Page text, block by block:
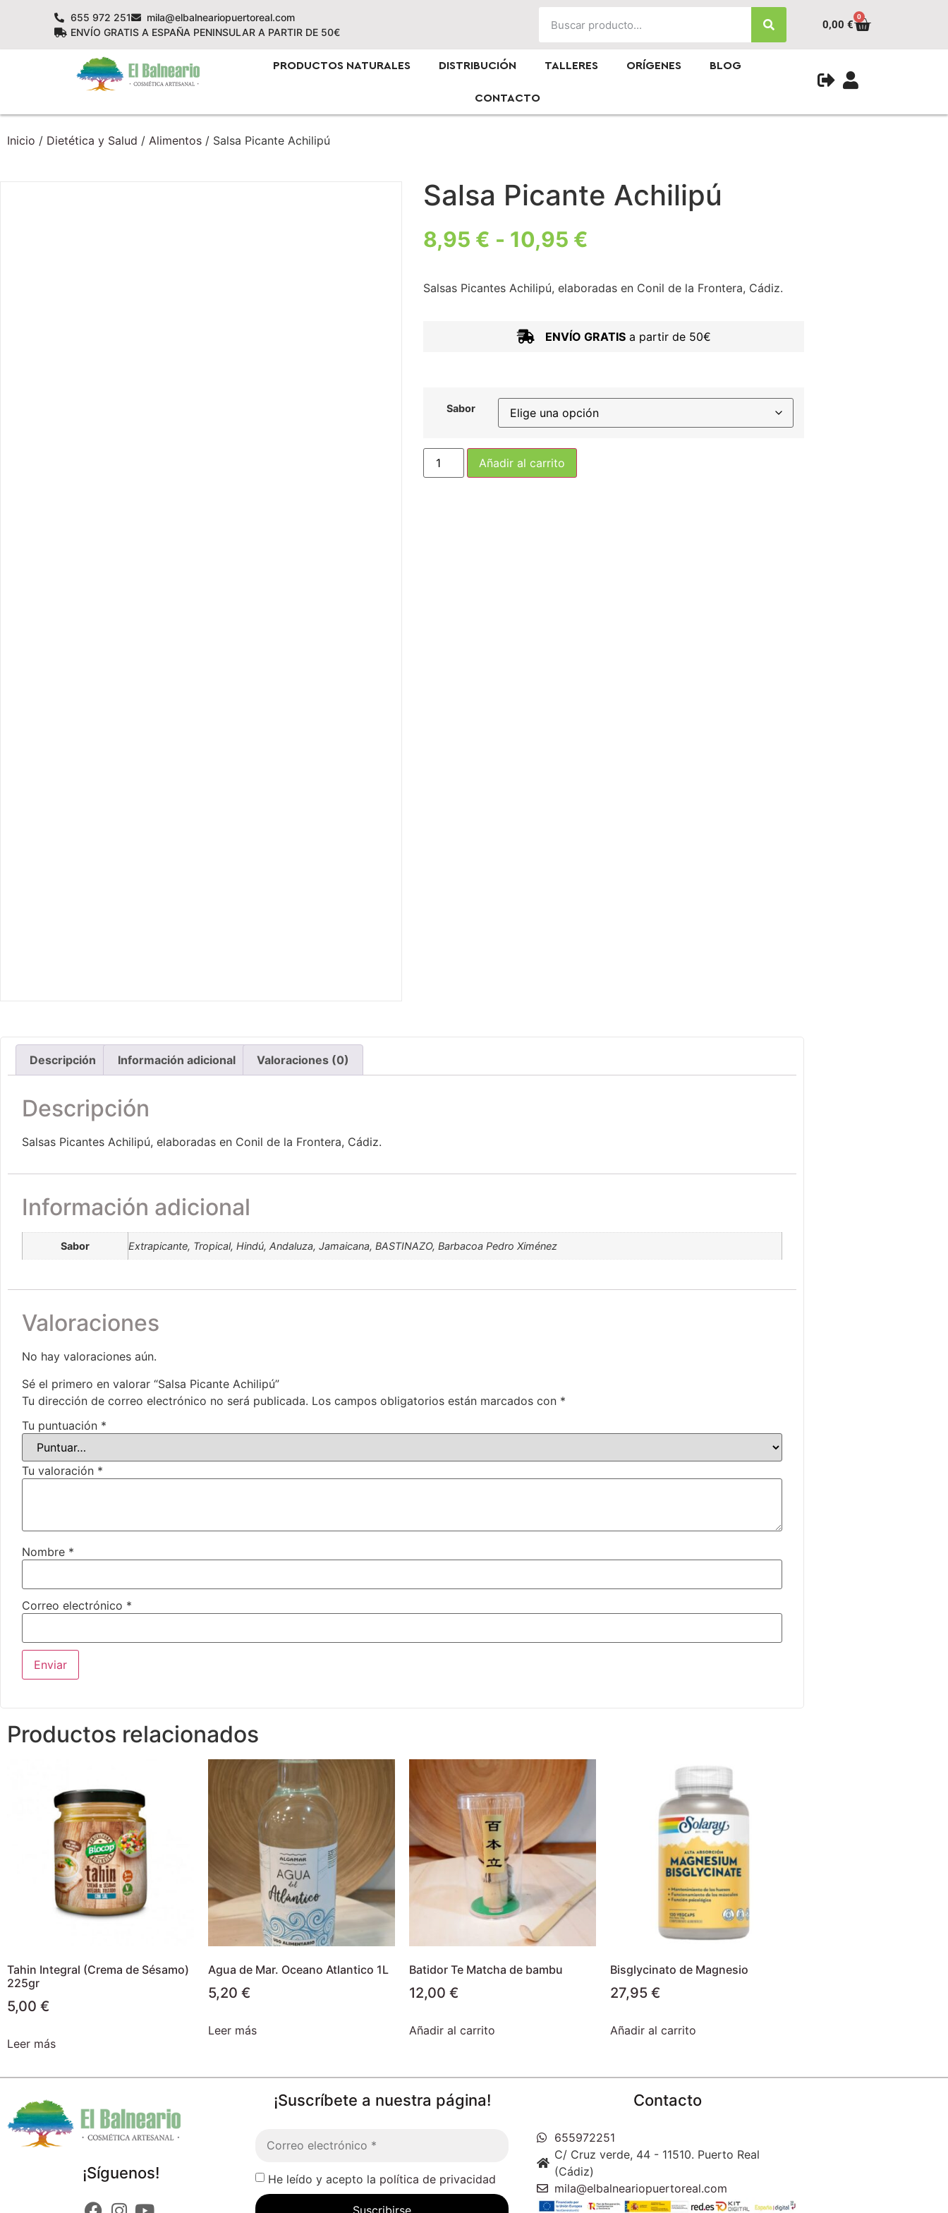
655 972 251
mila@elbalneariopuertoreal.com
ENVÍO GRATIS A ESPAÑA PENINSULAR A PARTIR DE 50€
0,00 €
0
PRODUCTOS NATURALES DISTRIBUCIÓN TALLERES ORÍGENES BLOG
CONTACTO
Inicio / Dietética y Salud / Alimentos / Salsa Picante Achilipú
Salsa Picante Achilipú
8,95 € - 10,95 €
Salsas Picantes Achilipú, elaboradas en Conil de la Frontera, Cádiz.
ENVÍO GRATISa partir de 50€
Sabor
Añadir al carrito
Descripción Información adicional Valoraciones (0)
Descripción
Salsas Picantes Achilipú, elaboradas en Conil de la Frontera, Cádiz.
Información adicional
Sabor Extrapicante, Tropical, Hindú, Andaluza, Jamaicana, BASTINAZO, Barbacoa Pedro Ximénez
Valoraciones
No hay valoraciones aún.
Sé el primero en valorar “Salsa Picante Achilipú”
Tu dirección de correo electrónico no será publicada. Los campos obligatorios están marcados con *
Tu puntuación *
Tu valoración *
Nombre *
Correo electrónico *
Productos relacionados
Tahin Integral (Crema de Sésamo)
225gr
5,00 €
Leer más
Agua de Mar. Oceano Atlantico 1L
5,20 €
Leer más
Batidor Te Matcha de bambu
12,00 €
Añadir al carrito
Bisglycinato de Magnesio
27,95 €
Añadir al carrito
¡Síguenos!
¡Suscríbete a nuestra página!
He leído y acepto la política de privacidad
Contacto
655972251
C/ Cruz verde, 44 - 11510. Puerto Real
(Cádiz)
mila@elbalneariopuertoreal.com